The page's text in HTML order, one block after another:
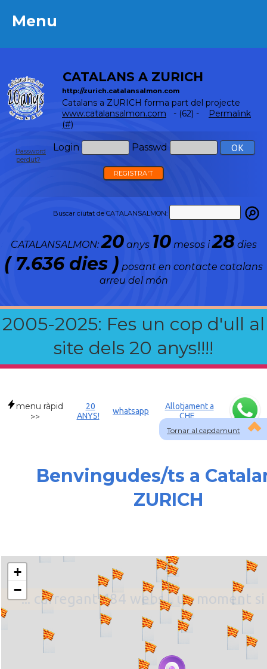
Menu
CATALANS A ZURICH
http://zurich.catalansalmon.com
Catalans a ZURICH forma part del projecte
www.catalansalmon.com - (62) -
Permalink
(#)
Login Passwd
Password
perdut?
REGISTRA'T
Buscar ciutat de CATALANSALMON:
CATALANSALMON:20anys 10mesos i28 dies
( 7.636 dies ) posant en contacte catalans
arreu del món
2005-2025: Fes un cop d'ull al
site dels 20 anys!!!!
Menu
Tornar al capdamunt
menu ràpid
>>
20
ANYS!
whatsapp
Allotjament a
CHE
Benvingudes/ts a
ZURICH
... carregant 484 webs... un moment
+
−